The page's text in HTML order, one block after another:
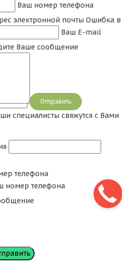
Ваш номер телефона
электронной почты Ошибка в
Ваш E-mail
Ваше сообщение
Сообщение
специалисты свяжутся с Вами
телефона
номер телефона